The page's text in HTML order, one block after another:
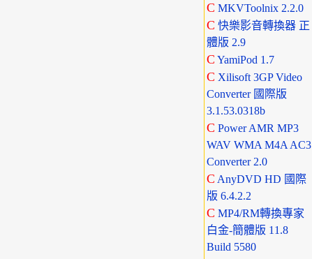
C MKVToolnix 2.2.0
C 快樂影音轉換器 正
體版 2.9
C YamiPod 1.7
C Xilisoft 3GP Video
Converter 國際版
3.1.53.0318b
C Power AMR MP3
WAV WMA M4A AC3
Converter 2.0
C AnyDVD HD 國際
版 6.4.2.2
C MP4/RM轉換專家
白金-簡體版 11.8
Build 5580